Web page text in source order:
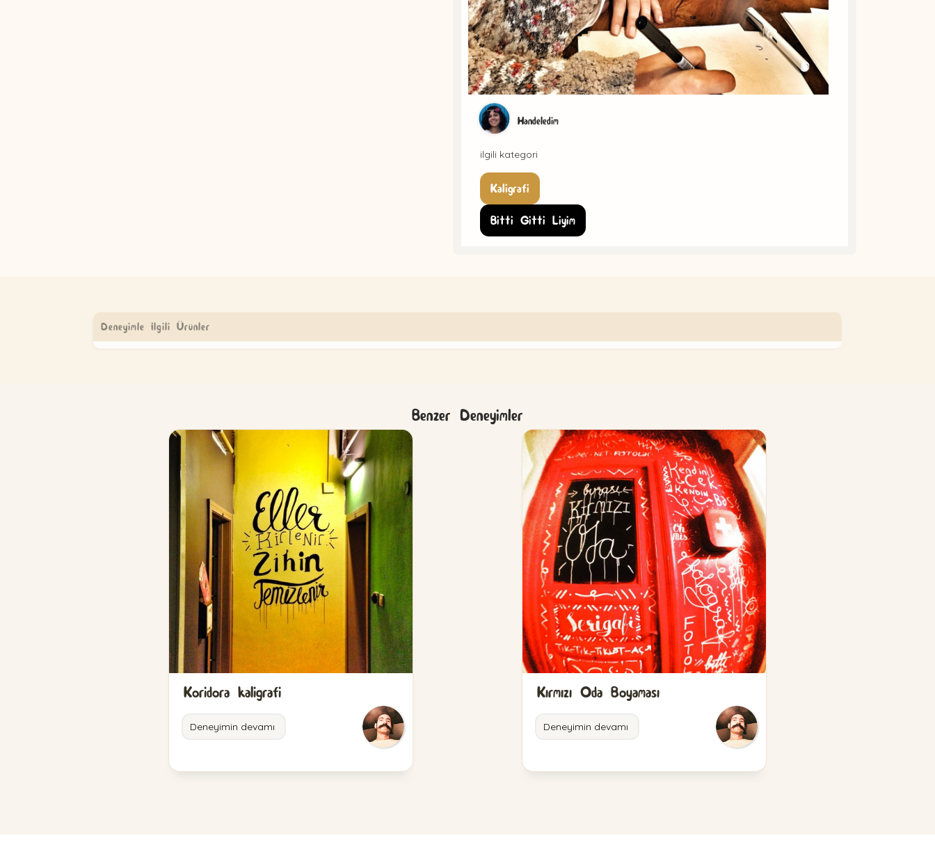
Handeledim
ilgili kategori
Kaligrafi
Bitti Gitti Liyim
Deneyimle İlgili Ürünler
Benzer Deneyimler
Koridora kaligrafi
Deneyimin devamı
Kırmızı Oda Boyaması
Deneyimin devamı